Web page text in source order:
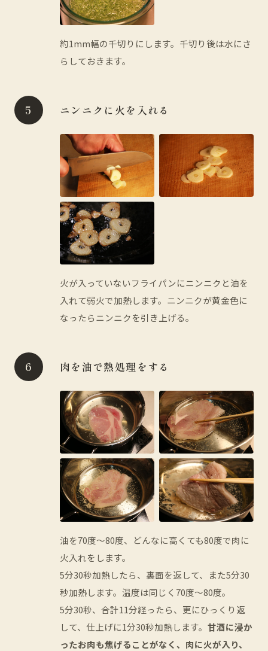
約1mm幅の千切りにします。千切り後は水にさ
らしておきます。
ニンニクに火を入れる
火が入っていないフライパンにニンニクと油を
入れて弱火で加熱します。ニンニクが黄金色に
なったらニンニクを引き上げる。
肉を油で熱処理をする
油を70度～80度、どんなに高くても80度で肉に
火入れをします。
5分30秒加熱したら、裏面を返して、また5分30
秒加熱します。温度は同じく70度～80度。
5分30秒、合計11分経ったら、更にひっくり返
して、仕上げに1分30秒加熱します。 甘酒に浸か
ったお肉も焦げることがなく、肉に火が入り、